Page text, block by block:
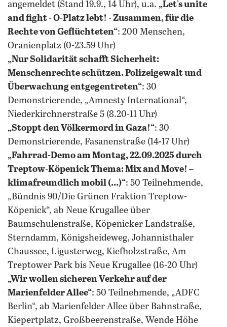
angemeldet (Stand 19.9., 14 Uhr), u.a. „Let's unite
and fight - O-Platz lebt! - Zusammen, für die
Rechte von Geflüchteten“: 200 Menschen,
Oranienplatz (0-23.59 Uhr)
„Nur Solidarität schafft Sicherheit:
Menschenrechte schützen. Polizeigewalt und
Überwachung entgegentreten“: 30
Demonstrierende, „Amnesty International“,
Niederkirchnerstraße 5 (8.20-11 Uhr)
„Stoppt den Völkermord in Gaza!“: 30
Demonstrierende, Fasanenstraße (14-17 Uhr)
„Fahrrad-Demo am Montag, 22.09.2025 durch
Treptow-Köpenick Thema: Mix and Move! –
klimafreundlich mobil (...)“: 50 Teilnehmende,
„Bündnis 90/Die Grünen Fraktion Treptow-
Köpenick“, ab Neue Krugallee über
Baumschulenstraße, Köpenicker Landstraße,
Sterndamm, Königsheideweg, Johannisthaler
Chaussee, Ligusterweg, Kiefholzstraße, Am
Treptower Park bis Neue Krugallee (16-20 Uhr)
„Wir wollen sicheren Verkehr auf der
Marienfelder Allee“: 50 Teilnehmende, „ADFC
Berlin“, ab Marienfelder Allee über Bahnstraße,
Kiepertplatz, Großbeerenstraße, Wende Höhe